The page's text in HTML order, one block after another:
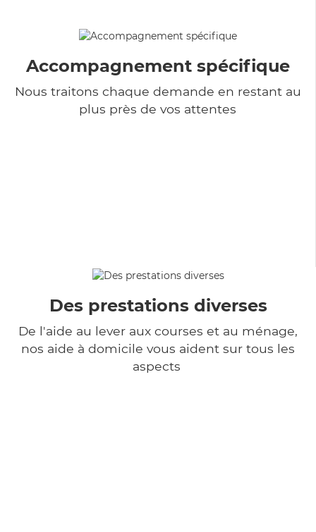
Accompagnement spécifique
Nous traitons chaque demande en restant au
plus près de vos attentes
Des prestations diverses
De l'aide au lever aux courses et au ménage,
nos aide à domicile vous aident sur tous les
aspects